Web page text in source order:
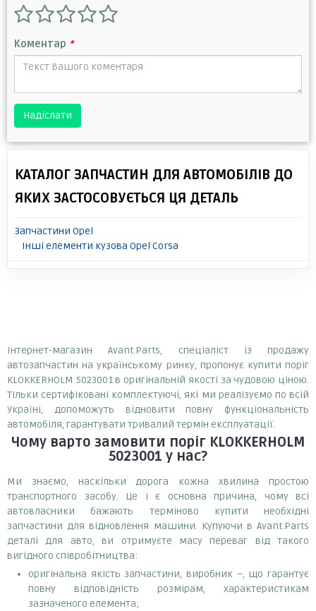
Коментар *
Надіслати
КАТАЛОГ ЗАПЧАСТИН ДЛЯ АВТОМОБІЛІВ ДО
ЯКИХ ЗАСТОСОВУЄТЬСЯ ЦЯ ДЕТАЛЬ
Запчастини Opel
Інші елементи кузова Opel Corsa
Інтернет-магазин Avant.Parts, спеціаліст із продажу
автозапчастин на українському ринку, пропонує купити поріг
KLOKKERHOLM 5023001 в оригінальній якості за чудовою ціною.
Тільки сертифіковані комплектуючі, які ми реалізуємо по всій
Україні, допоможуть відновити повну функціональність
автомобіля, гарантувати тривалий термін експлуатації.
Чому варто замовити поріг KLOKKERHOLM
5023001 у нас?
Ми знаємо, наскільки дорога кожна хвилина простою
транспортного засобу. Це і є основна причина, чому всі
автовласники бажають терміново купити необхідні
запчастини для відновлення машини. Купуючи в Avant.Parts
деталі для авто, ви отримуєте масу переваг від такого
вигідного співробітництва:
оригінальна якість запчастини, виробник –, що гарантує
повну відповідність розмірам, характеристикам
зазначеного елемента;